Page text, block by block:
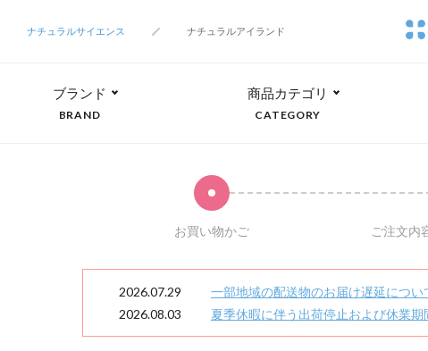
ナチュラルサイエンス
ナチュラルアイランド
ブランド
BRAND
商品カテゴリ
CATEGORY
お買い物かご ご注文内
2026.07.29
一部地域の配送物のお届け遅延につい
2026.08.03
夏季休暇に伴う出荷停止および休業期